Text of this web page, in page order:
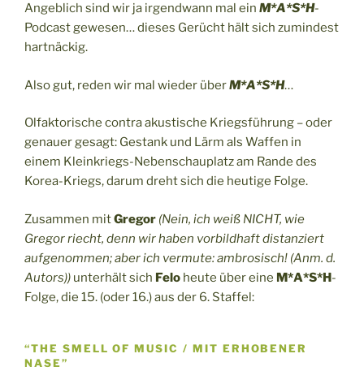
Angeblich sind wir ja irgendwann mal ein M*A*S*H-
Podcast gewesen… dieses Gerücht hält sich zumindest
hartnäckig.
Also gut, reden wir mal wieder überM*A*S*H…
Olfaktorische contra akustische Kriegsführung – oder
genauer gesagt: Gestank und Lärm als Waffen in
einem Kleinkriegs-Nebenschauplatz am Rande des
Korea-Kriegs, darum dreht sich die heutige Folge.
Zusammen mitGregor (Nein, ich weiß NICHT, wie
Gregor riecht, denn wir haben vorbildhaft distanziert
aufgenommen; aber ich vermute: ambrosisch! (Anm. d.
Autors)) unterhält sich Felo heute über eine M*A*S*H-
Folge, die 15. (oder 16.) aus der 6. Staffel:
“THE SMELL OF MUSIC / MIT ERHOBENER
NASE”